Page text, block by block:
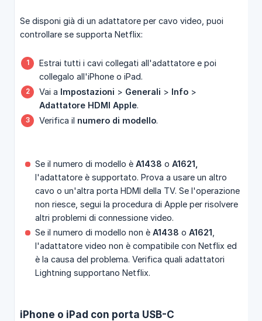
Se disponi già di un adattatore per cavo video, puoi
controllare se supporta Netflix:
Estrai tutti i cavi collegati all'adattatore e poi
collegalo all'iPhone o iPad.
Vai a Impostazioni > Generali > Info >
Adattatore HDMI Apple.
Verifica il numero di modello.
Se il numero di modello è A1438 o A1621,
l'adattatore è supportato. Prova a usare un altro
cavo o un'altra porta HDMI della TV. Se l'operazione
non riesce, segui la procedura di Apple per risolvere
altri problemi di connessione video.
Se il numero di modello non è A1438 o A1621
l'adattatore video non è compatibile con Netflix ed
è la causa del problema. Verifica quali adattatori
Lightning supportano Netflix.
iPhone o iPad con porta USB-C